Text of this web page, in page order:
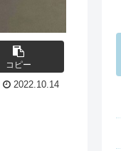
コピー
2022.10.14